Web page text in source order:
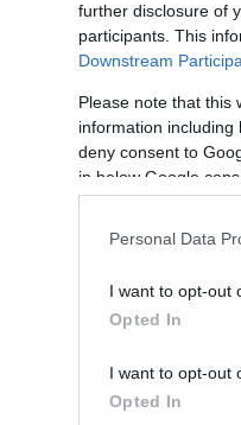
further disclosure of
participants. This
Downstream
Please note that this
information including
deny consent to
in below Google
Personal Data
I want to opt-out
Opted In
I want to opt-out
Opted In